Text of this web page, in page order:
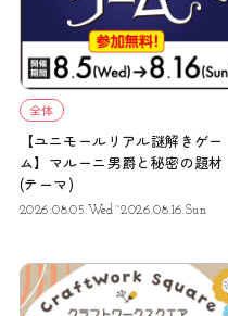
全体
【ユニモールリアル謎解きゲー
ム】マルーニ男爵と秘密の題材
(テーマ)
2026.08.05.Wed~2026.08.16.Sun